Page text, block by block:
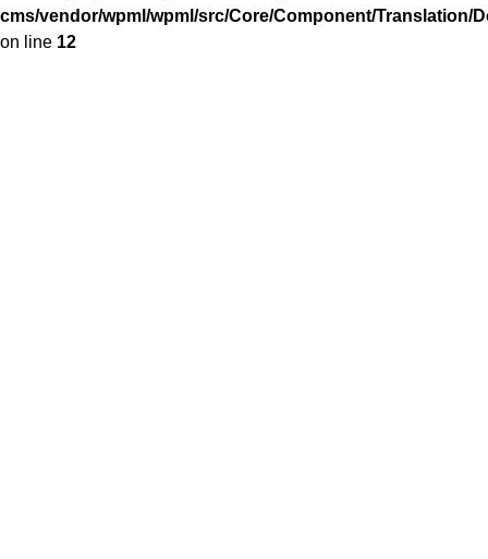
cms/vendor/wpml/wpml/src/Core/Component/Translation/
on line 12